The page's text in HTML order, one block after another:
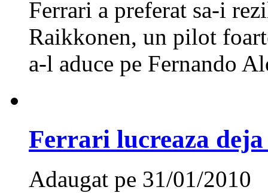
Ferrari a preferat sa-i
Raikkonen, un pilot
a-l aduce pe Fernando
Ferrari lucreaza
Adaugat pe 31/01/2010